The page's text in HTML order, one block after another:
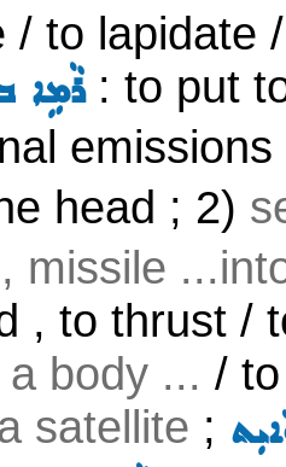
/ to lapidate
ܪܵܡܹܐ: to put
head ; 2)
missile
, to thrust /
body ... /
satellite ;